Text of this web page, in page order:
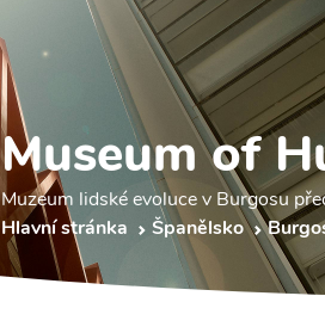
Museum of
Muzeum lidské evoluce v Burgosu
Hlavní stránka
Španělsko